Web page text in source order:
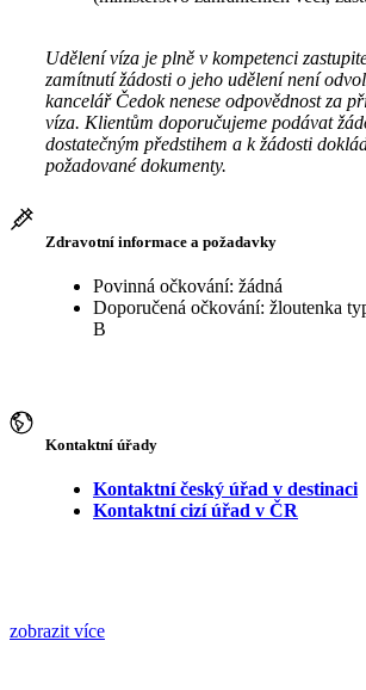
Udělení víza je plně v kompetenci
zamítnutí žádosti o jeho udělení není
kancelář Čedok nenese odpovědnost za
víza. Klientům doporučujeme podávat
dostatečným předstihem a k žádosti
požadované dokumenty.
Zdravotní informace a požadavky
Povinná očkování: žádná
Doporučená očkování: žloutenka
B
Kontaktní úřady
Kontaktní český úřad v destinaci
Kontaktní cizí úřad v ČR
zobrazit více